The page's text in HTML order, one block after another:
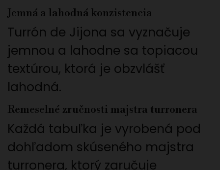
Jemná a lahodná konzistencia
Turrón de Jijona sa vyznačuje
jemnou a lahodne sa topiacou
textúrou, ktorá je obzvlášť
lahodná.
Remeselné zručnosti majstra turronera
Každá tabuľka je vyrobená pod
dohľadom skúseného majstra
turronera, ktorý zaručuje